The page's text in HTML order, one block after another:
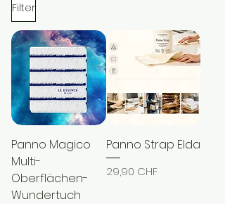
Filter
Panno Magico
Multi-
Oberflächen-
Wundertuch
Panno Strap Elda
Preis
29,90 CHF